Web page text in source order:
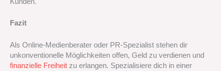
Fazit
Als Online-Medienberater oder PR-Spezialist stehen dir
unkonventionelle Möglichkeiten offen, Geld zu verdienen und
finanzielle Freiheit zu erlangen. Spezialisiere dich in einer